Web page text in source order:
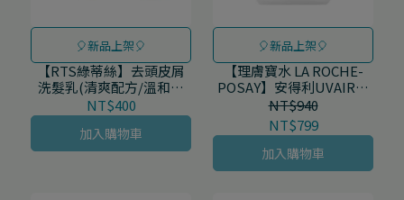
🎈新品上架🎈
【RTS綠蒂絲】去頭皮屑
洗髮乳(清爽配方/溫和配
方)200g/罐
NT$400
加入購物車
🎈新品上架🎈
【理膚寶水 LA ROCHE-
POSAY】安得利UVAIR空
氣感極效精華防曬 50mL/
罐
NT$799
NT$940
加入購物車